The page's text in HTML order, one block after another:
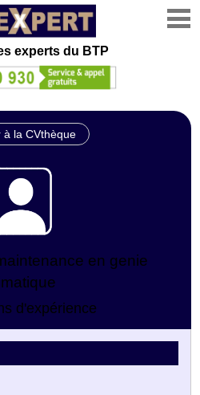
experts du BTP
à la CVthèque
en genie
d'expérience